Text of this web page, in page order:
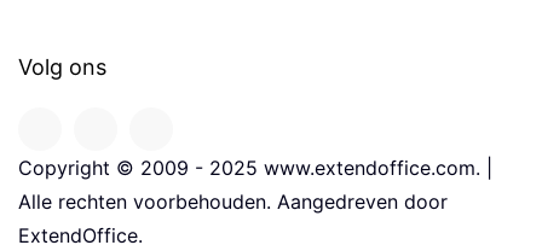
Volg ons
Copyright © 2009 - 2025 www.extendoffice.com. |
Alle rechten voorbehouden. Aangedreven door
ExtendOffice.